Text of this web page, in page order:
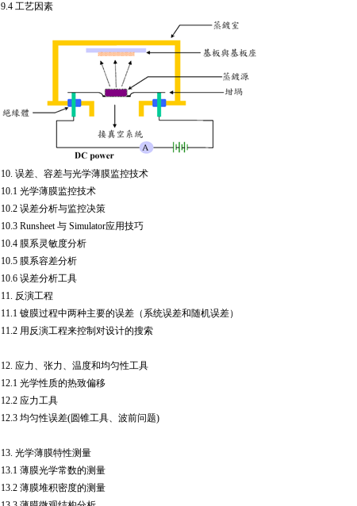
9.4 工艺因素
10. 误差、容差与光学薄膜监控技术
10.1 光学薄膜监控技术
10.2 误差分析与监控决策
10.3 Runsheet 与 Simulator应用技巧
10.4 膜系灵敏度分析
10.5 膜系容差分析
10.6 误差分析工具
11. 反演工程
11.1 镀膜过程中两种主要的误差（系统误差和随机误差）
11.2 用反演工程来控制对设计的搜索
12. 应力、张力、温度和均匀性工具
12.1 光学性质的热致偏移
12.2 应力工具
12.3 均匀性误差(圆锥工具、波前问题)
13. 光学薄膜特性测量
13.1 薄膜光学常数的测量
13.2 薄膜堆积密度的测量